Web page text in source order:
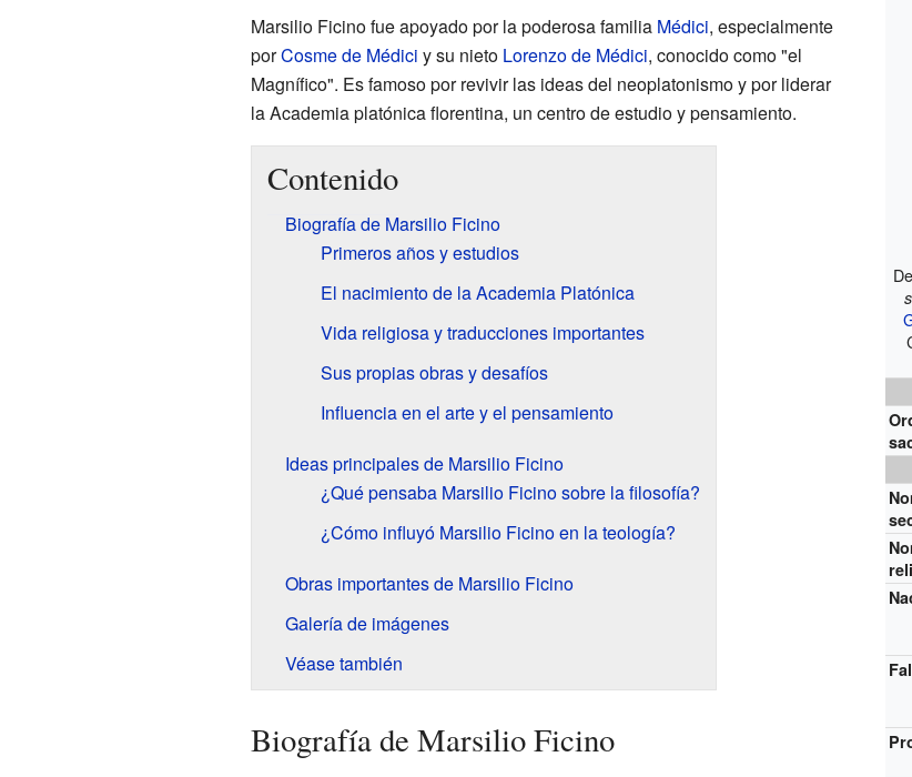
Marsilio Ficino fue apoyado por la poderosa familia Médici, especialmente
porCosme de Médici y su nieto Lorenzo de Médici, conocido como "el
Magnífico". Es famoso por revivir las ideas del neoplatonismo y por liderar
la Academia platónica florentina, un centro de estudio y pensamiento.
Contenido
Biografía de Marsilio Ficino
Primeros años y estudios
El nacimiento de la Academia Platónica
Vida religiosa y traducciones importantes
Sus propias obras y desafíos
Influencia en el arte y el pensamiento
Ideas principales de Marsilio Ficino
¿Qué pensaba Marsilio Ficino sobre la filosofía?
¿Cómo influyó Marsilio Ficino en la teología?
Obras importantes de Marsilio Ficino
Galería de imágenes
Véase también
Biografía de Marsilio Ficino